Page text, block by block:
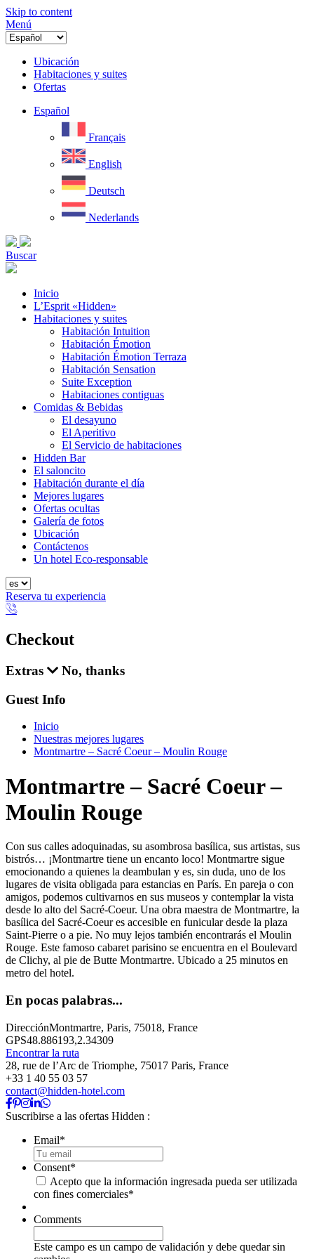
Skip to content
Menú
Ubicación
Habitaciones y suites
Ofertas
Español
Français
English
Deutsch
Nederlands
Buscar
Inicio
L’Esprit «Hidden»
Habitaciones y suites
Habitación Intuition
Habitación Émotion
Habitación Émotion Terraza
Habitación Sensation
Suite Exception
Habitaciones contiguas
Comidas & Bebidas
El desayuno
El Aperitivo
El Servicio de habitaciones
Hidden Bar
El saloncito
Habitación durante el día
Mejores lugares
Ofertas ocultas
Galería de fotos
Ubicación
Contáctenos
Un hotel Eco-responsable
Reserva tu experiencia
Checkout
Extras
No, thanks
Guest Info
Inicio
Nuestras mejores lugares
Montmartre – Sacré Coeur – Moulin Rouge
Montmartre – Sacré Coeur –
Moulin Rouge
Con sus calles adoquinadas, su asombrosa basílica, sus artistas, sus
bistrós… ¡Montmartre tiene un encanto loco! Montmartre sigue
emocionando a quienes la deambulan y es, sin duda, uno de los
lugares de visita obligada para estancias en París. En pareja o con
amigos, podemos cultivarnos en sus museos y contemplar la vista
desde lo alto del Sacré-Coeur. Una obra maestra de Montmartre, la
basílica del Sacré-Coeur es accesible en funicular desde la plaza
Saint-Pierre o a pie. No muy lejos también encontrarás el Moulin
Rouge. Este famoso cabaret parisino se encuentra en el Boulevard
de Clichy, al pie de Butte Montmartre. Ubicado a 25 minutos en
metro del hotel.
En pocas palabras...
DirecciónMontmartre, Paris, 75018, France
GPS48.886193,2.34309
Encontrar la ruta
28, rue de l’Arc de Triomphe, 75017 Paris, France
+33 1 40 55 03 57
contact@hidden-hotel.com
Suscribirse a las ofertas Hidden :
Email*
Consent*
Acepto que la información ingresada pueda ser utilizada
con fines comerciales*
Comments
Este campo es un campo de validación y debe quedar sin